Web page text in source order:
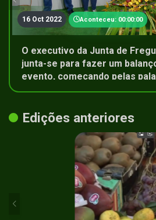
16 Oct 2022 Aconteceu: 00:00:00
O executivo da Junta de
junta-se para fazer um
evento, começando pelas
presidente
Edições anteriores